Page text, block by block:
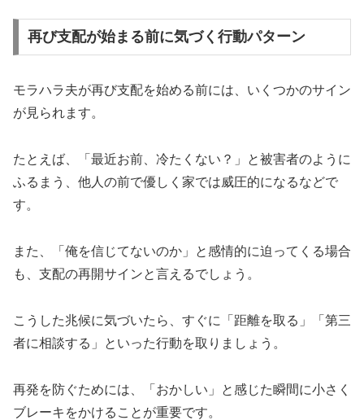
再び支配が始まる前に気づく行動パターン
モラハラ夫が再び支配を始める前には、いくつかのサイン
が見られます。
たとえば、「最近お前、冷たくない？」と被害者のように
ふるまう、他人の前で優しく家では威圧的になるなどで
す。
また、「俺を信じてないのか」と感情的に迫ってくる場合
も、支配の再開サインと言えるでしょう。
こうした兆候に気づいたら、すぐに「距離を取る」「第三
者に相談する」といった行動を取りましょう。
再発を防ぐためには、「おかしい」と感じた瞬間に小さく
ブレーキをかけることが重要です。